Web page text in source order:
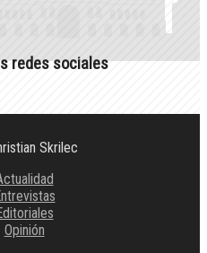
redes sociales
Skrilec
Opinión